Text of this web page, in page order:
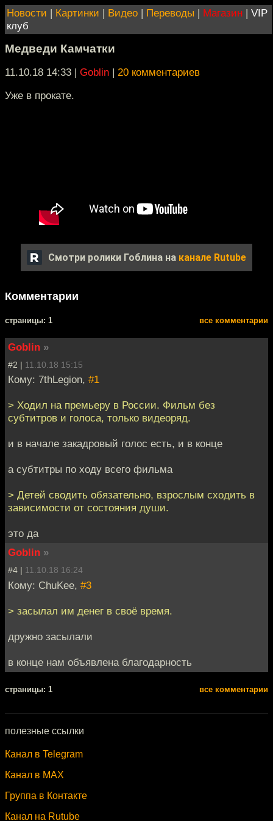
Новости | Картинки | Видео | Переводы | Магазин | VIP
клуб
Медведи Камчатки
11.10.18 14:33 | Goblin | 20 комментариев
Уже в прокате.
Смотри ролики Гоблина на канале Rutube
Комментарии
cтраницы: 1 все комментарии
Goblin »
#2 | 11.10.18 15:15
Кому: 7thLegion, #1
> Ходил на премьеру в России. Фильм без
субтитров и голоса, только видеоряд.
и в начале закадровый голос есть, и в конце
а субтитры по ходу всего фильма
> Детей сводить обязательно, взрослым сходить в
зависимости от состояния души.
это да
Goblin »
#4 | 11.10.18 16:24
Кому: ChuKee, #3
> засылал им денег в своё время.
дружно засылали
в конце нам объявлена благодарность
cтраницы: 1 все комментарии
полезные ссылки
Канал в Telegram
Канал в MAX
Группа в Контакте
Канал на Rutube